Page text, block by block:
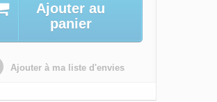
Ajouter au
panier
Ajouter à ma liste d'envies